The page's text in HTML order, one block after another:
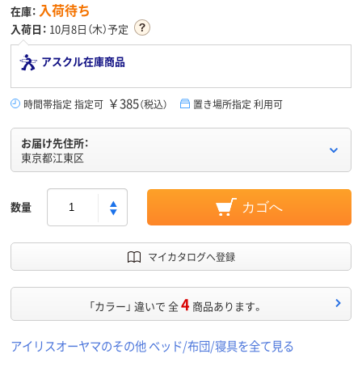
在庫： 入荷待ち
入荷日： 10月8日（木）予定
アスクル在庫商品
時間帯指定 指定可 ￥385（税込） 置き場所指定 利用可
お届け先住所：
東京都江東区
数量 カゴへ
マイカタログへ登録
「カラー」 違いで 全4 商品あります。
アイリスオーヤマのその他 ベッド/布団/寝具を全て見る